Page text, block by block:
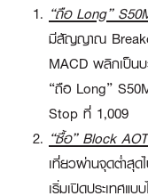
“ถือ Long”
มีสัญญาณ
MACD พลิกเป็น
“ถือ Long”
Stop ที่ 1,009
“ซื้อ”Block
เที่ยวผ่านจุดต่ำสุด
เริ่มเปิดประเทศ